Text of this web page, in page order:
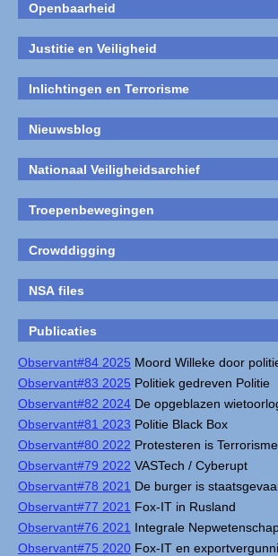
Openbaarheid
Justitie en Veiligheid
Inlichtingen en Terrorisme
Nieuwsblog
Nationaal Veiligheidsarchief
Troepenbewegingen
Crowddigging
NSA files
Publicaties
Observant#84 2025 Moord Willeke door
Observant#83 2025 Politiek gedreven Politie
Observant#82 2024 De opgeblazen
Observant#81 2023 Politie Black Box
Observant#80 2022 Protesteren is Terrorisme
Observant#79 2022 VASTech / Cyberupt
Observant#78 2021 De burger is
Observant#77 2021 Fox-IT in Rusland
Observant#76 2021 Integrale
Observant#75 2020 Fox-IT en